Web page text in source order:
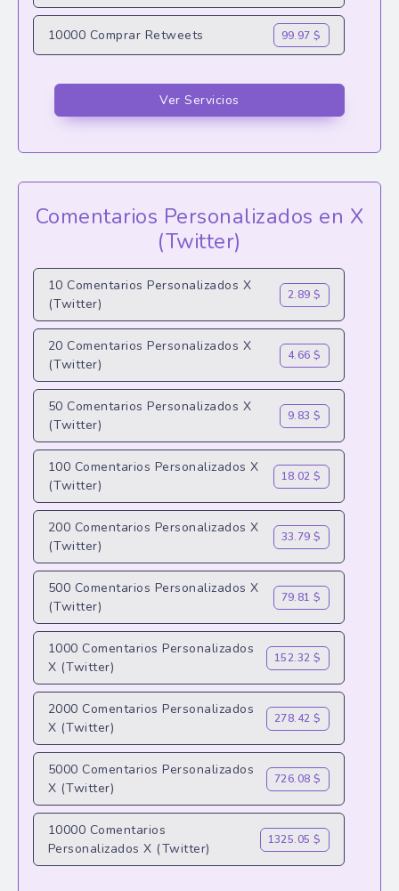
10000 Comprar Retweets 99.97 $
Ver Servicios
Comentarios Personalizados en X
(Twitter)
10 Comentarios Personalizados X
(Twitter)
2.89 $
20 Comentarios Personalizados X
(Twitter)
4.66 $
50 Comentarios Personalizados X
(Twitter)
9.83 $
100 Comentarios Personalizados X
(Twitter)
18.02 $
200 Comentarios Personalizados X
(Twitter)
33.79 $
500 Comentarios Personalizados X
(Twitter)
79.81 $
1000 Comentarios Personalizados
X (Twitter)
152.32 $
2000 Comentarios Personalizados
X (Twitter)
278.42 $
5000 Comentarios Personalizados
X (Twitter)
726.08 $
10000 Comentarios
Personalizados X (Twitter)
1325.05 $